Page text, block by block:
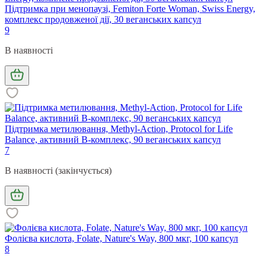
Підтримка при менопаузі, Femiton Forte Woman, Swiss Energy,
комплекс продовженої дії, 30 веганських капсул
9
В наявності
Підтримка метилювання, Methyl-Action, Protocol for Life
Balance, активний В-комплекс, 90 веганських капсул
7
В наявності (закінчується)
Фолієва кислота, Folate, Nature's Way, 800 мкг, 100 капсул
8